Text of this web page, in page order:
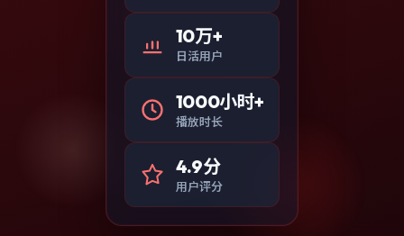
10万+
日活用户
1000小时+
播放时长
4.9分
用户评分